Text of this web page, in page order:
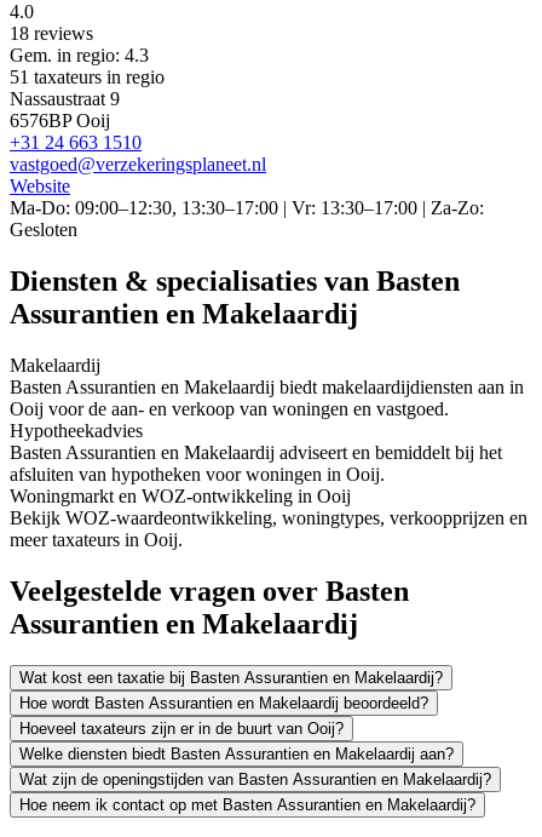
4.0
18 reviews
Gem. in regio: 4.3
51 taxateurs in regio
Nassaustraat 9
6576BP Ooij
+31 24 663 1510
vastgoed@verzekeringsplaneet.nl
Website
Ma-Do: 09:00–12:30, 13:30–17:00 | Vr: 13:30–17:00 | Za-Zo:
Gesloten
Diensten & specialisaties van Basten
Assurantien en Makelaardij
Makelaardij
Basten Assurantien en Makelaardij biedt makelaardijdiensten aan in
Ooij voor de aan- en verkoop van woningen en vastgoed.
Hypotheekadvies
Basten Assurantien en Makelaardij adviseert en bemiddelt bij het
afsluiten van hypotheken voor woningen in Ooij.
Woningmarkt en WOZ-ontwikkeling in Ooij
Bekijk WOZ-waardeontwikkeling, woningtypes, verkoopprijzen en
meer taxateurs in Ooij.
Veelgestelde vragen over Basten
Assurantien en Makelaardij
Wat kost een taxatie bij Basten Assurantien en Makelaardij?
Hoe wordt Basten Assurantien en Makelaardij beoordeeld?
Hoeveel taxateurs zijn er in de buurt van Ooij?
Welke diensten biedt Basten Assurantien en Makelaardij aan?
Wat zijn de openingstijden van Basten Assurantien en Makelaardij?
Hoe neem ik contact op met Basten Assurantien en Makelaardij?